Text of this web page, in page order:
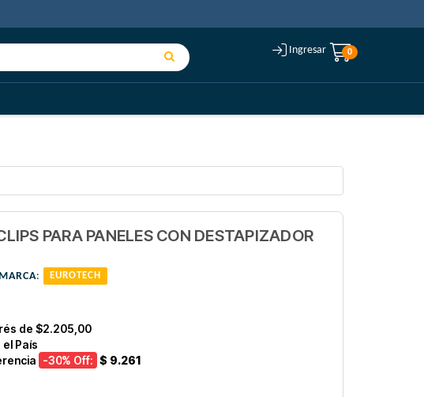
Ingresar 0
PARA PANELES CON DESTAPIZADOR
MARCA: EUROTECH
de $2.205,00
País
-30% Off: $ 9.261